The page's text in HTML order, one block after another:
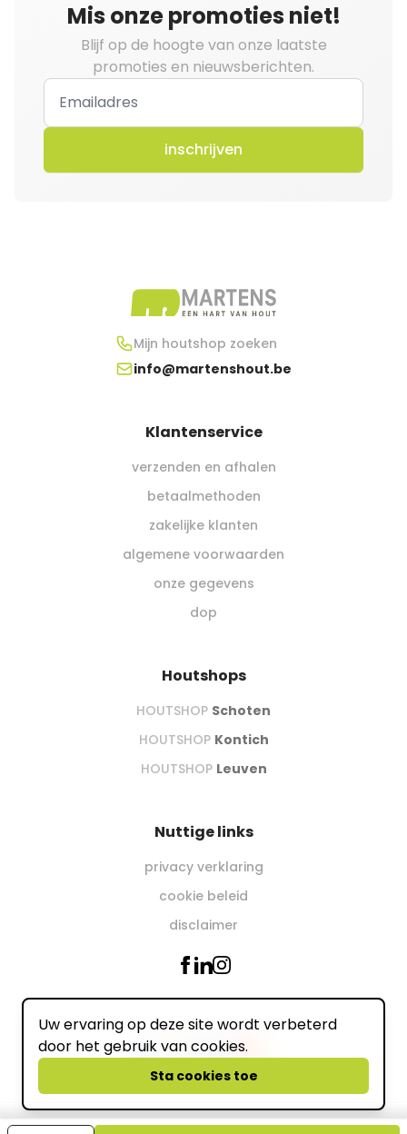
Mis onze promoties niet!
Blijf op de hoogte van onze laatste
promoties en nieuwsberichten.
inschrijven
Mijn houtshop zoeken
info@martenshout.be
Klantenservice
verzenden en afhalen
betaalmethoden
zakelijke klanten
algemene voorwaarden
onze gegevens
dop
Houtshops
HOUTSHOP Schoten
HOUTSHOP Kontich
HOUTSHOP Leuven
Nuttige links
privacy verklaring
cookie beleid
disclaimer
Wij accepteren online
powered by
Uw ervaring op deze site wordt verbeterd
door het gebruik van cookies.
Sta cookies toe